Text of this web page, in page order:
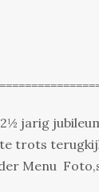
jarig
trots
Menu Foto,s